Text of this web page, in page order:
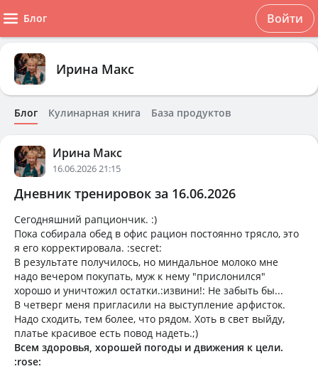
Блог Войти
Ирина Макс
Блог Кулинарная книга База продуктов
Ирина Макс
16.06.2026 21:15
Дневник тренировок за 16.06.2026
Сегодняшний рапциончик. :)
Пока собирала обед в офис рацион постоянно трясло, это
я его корректировала. :secret:
В результате получилось, но миндальное молоко мне
надо вечером покупать, муж к нему "прислонился"
хорошо и уничтожил остатки.:извини!: Не забыть бы...
В четверг меня пригласили на выступление арфисток.
Надо сходить, тем более, что рядом. Хоть в свет выйду,
платье красивое есть повод надеть.;)
Всем здоровья, хорошей погоды и движения к цели.
:rose: